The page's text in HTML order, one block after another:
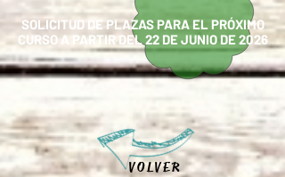
SOLICITUD DE PLAZAS PARA EL PRÓXIMO
CURSO A PARTIR DEL 22 DE JUNIO DE 2026
VOLVER